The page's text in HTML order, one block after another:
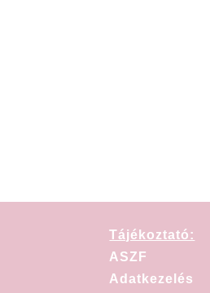
Tájékoztató:
ASZF
Adatkezelés